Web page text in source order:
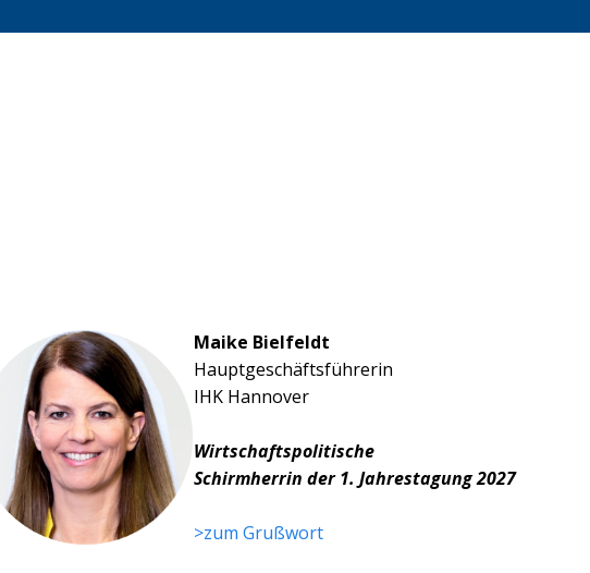
Maike Bielfeldt
Hauptgeschäftsführerin
IHK Hannover
Wirtschaftspolitische
Schirmherrin der 1. Jahrestagung 2027
>zum Grußwort